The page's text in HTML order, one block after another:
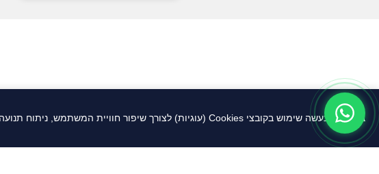
אודות החברה
באתר זה נעשה שימוש בקובצי Cookies (עוגיות) לצורך שיפור חוויית המשתמש, ניתוח תנועה, התאמת תכנים ומודעות ממוקדות. המשך גלישתך מהווה הסכמה לשימוש זה בהתאם ל